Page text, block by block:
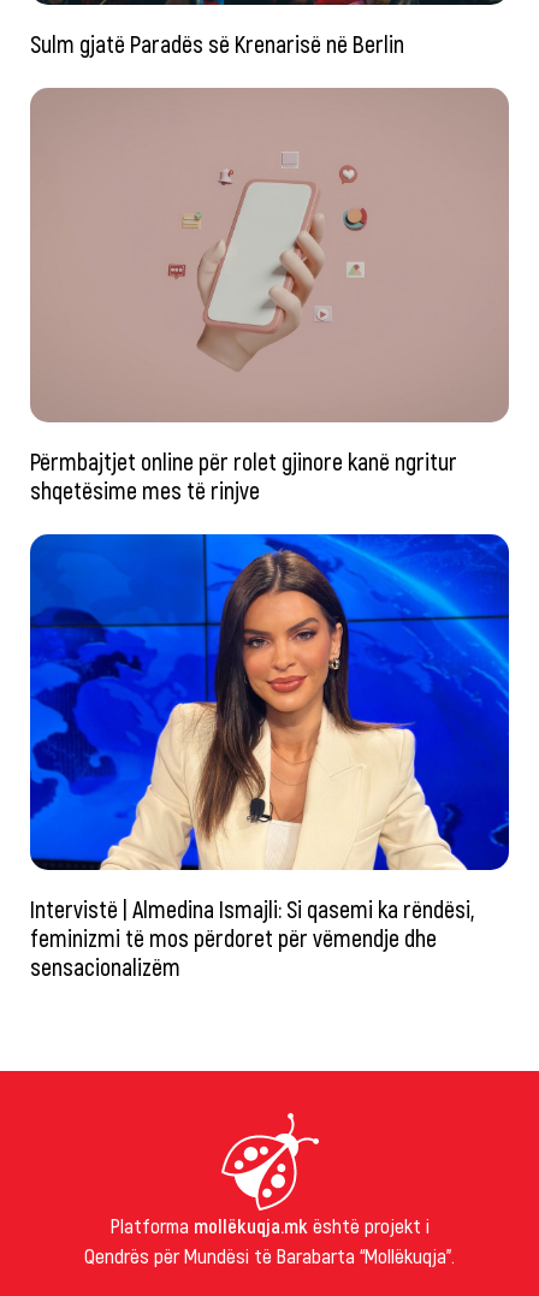
Sulm gjatë Paradës së Krenarisë në Berlin
Përmbajtjet online për rolet gjinore kanë ngritur
shqetësime mes të rinjve
Intervistë | Almedina Ismajli: Si qasemi ka rëndësi,
feminizmi të mos përdoret për vëmendje dhe
sensacionalizëm
Platforma mollëkuqja.mk është projekt i
Qendrës për Mundësi të Barabarta “Mollëkuqja”.